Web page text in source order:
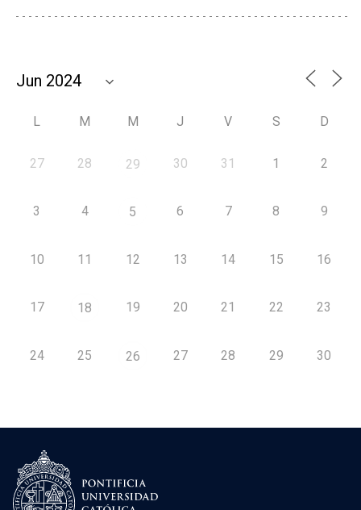
L M M J V S D
27 28 29 30 31 1 2
3 4 5 6 7 8 9
10 11 12 13 14 15 16
17 18 19 20 21 22 23
24 25 26 27 28 29 30